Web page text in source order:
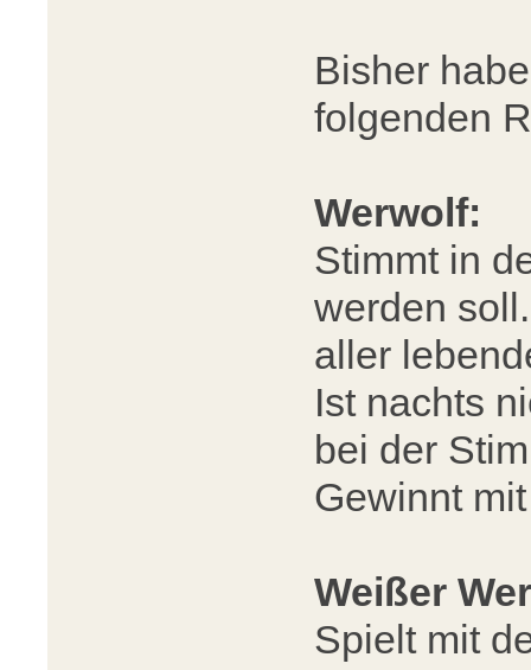
Bisher
folgenden
Werwolf:
Stimmt in
werden
aller
Ist nachts
bei der
Gewinnt
Weißer
Spielt mit